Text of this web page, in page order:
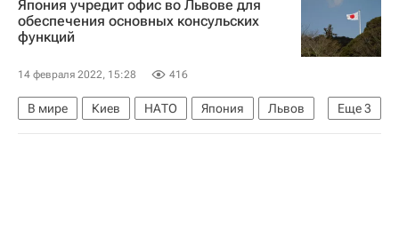
Россия
НАТО
Япония учредит офис во Львове для
обеспечения основных консульских
функций
14 февраля 2022, 15:28 416
Еще3
В мире Киев НАТО Япония
Львов
Россия
США Сергей Лавров